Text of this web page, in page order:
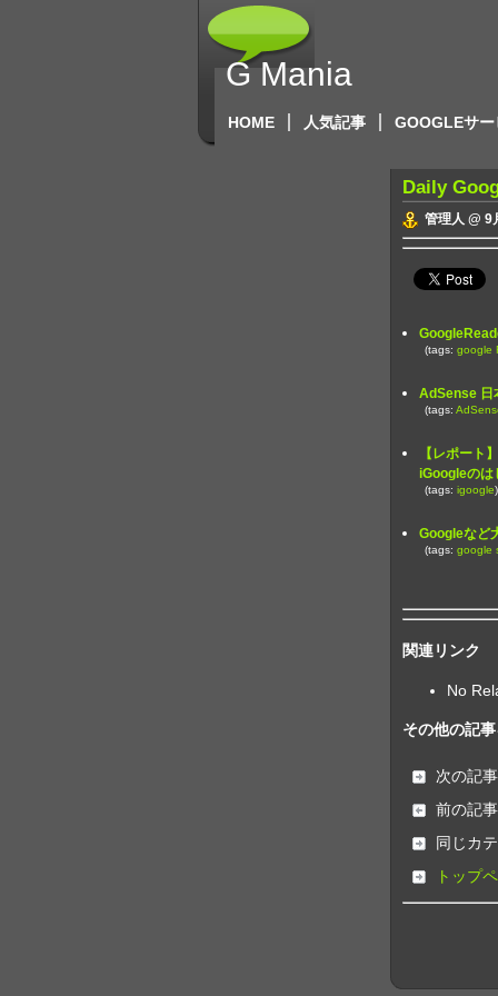
G Mania
HOME 人気記事 GOOGLEサ
Daily
管理人 @ 9
(tags: google
AdSense 日
(tags:
【レポート
iGoogleのは
(tags: igoogle)
Googleなど
(tags: google
関連リンク
No
その他の記
次の記事
前の記事
同じカ
トップ